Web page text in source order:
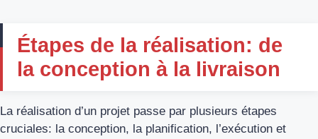
Étapes de la réalisation: de
la conception à la livraison
La réalisation d’un projet passe par plusieurs étapes
cruciales: la conception, la planification, l’exécution et